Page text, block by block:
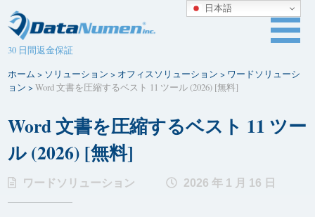
30 日間返金保証
ホーム > ソリューション > オフィスソリューション > ワードソリューシ
ョン >Word 文書を圧縮するベスト 11 ツール (2026) [無料]
Word 文書を圧縮するベスト 11 ツー
ル (2026) [無料]
ワードソリューション 2026 年 1 月 16 日
日本語